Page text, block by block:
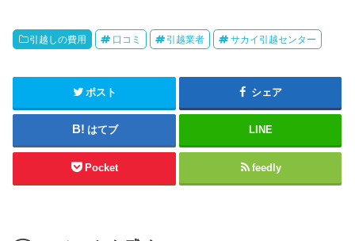
引越しの費用 口コミ 引越業者 サカイ引越センター
ポスト シェア
はてブ LINE
Pocket feedly